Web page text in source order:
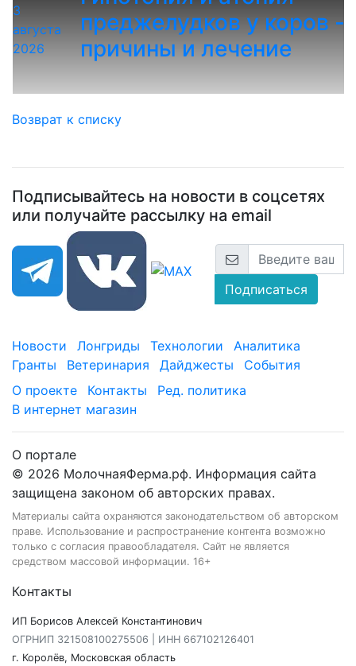
3
августа
2026
преджелудков у коров -
причины и лечение
Возврат к списку
Подписывайтесь на новости в соцсетях
или получайте рассылку на email
Подписаться
Новости Лонгриды Технологии
Аналитика
Гранты
Ветеринария Дайджесты
События
О проекте
Контакты
Ред. политика
В интернет магазин
О портале
© 2026 МолочнаяФерма.рф. Информация сайта
защищена законом об авторских правах.
Материалы сайта охраняются законодательством об авторском
праве. Использование и распространение контента возможно
только с согласия правообладателя. Сайт не является
средством массовой информации. 16+
Контакты
ИП Борисов Алексей Константинович
ОГРНИП 321508100275506 | ИНН 667102126401
г. Королёв, Московская область